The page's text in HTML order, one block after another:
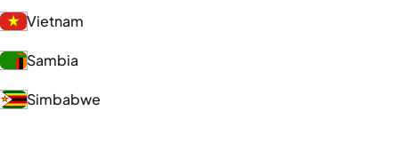
Vietnam
Sambia
Simbabwe